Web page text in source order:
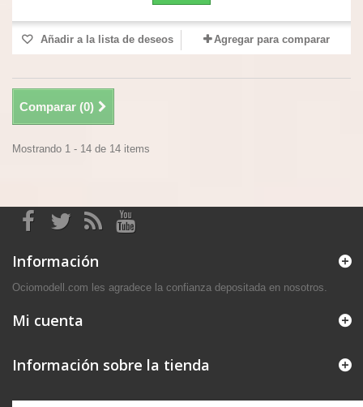
Añadir a la lista de deseos Agregar para comparar
Comparar (0)
Mostrando 1 - 14 de 14 items
Información
Ociomodell.com les agradece la confianza depositada en nosotros.
Mi cuenta
Información sobre la tienda